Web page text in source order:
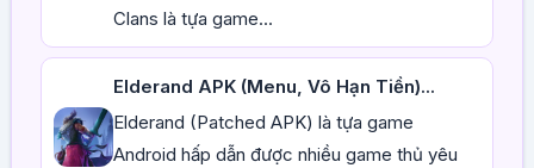
Clans là tựa game...
Elderand APK (Menu, Vô Hạn Tiền)...
Elderand (Patched APK) là tựa game
Android hấp dẫn được nhiều game thủ yêu